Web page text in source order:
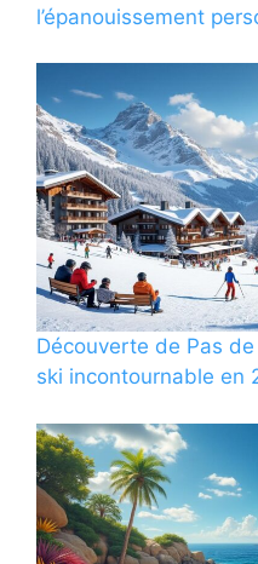
l’épanouissement
Découverte de Pas
ski incontournable en